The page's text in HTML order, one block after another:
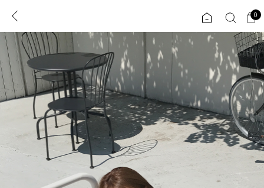
로그인 0
ENG
TW
JP
콘텐츠 리뷰 & 혜택 플러스핏 회원혜택 입
CATEGORY COMMUNITY
도착보장⚡
인플루언서 pick!
ALL
익스클루시브
0